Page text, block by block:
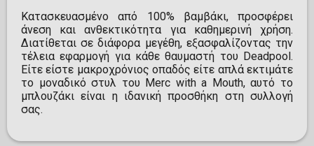
Κατασκευασμένο από 100% βαμβάκι, προσφέρει
άνεση και ανθεκτικότητα για καθημερινή χρήση.
Διατίθεται σε διάφορα μεγέθη, εξασφαλίζοντας την
τέλεια εφαρμογή για κάθε θαυμαστή του Deadpool.
Είτε είστε μακροχρόνιος οπαδός είτε απλά εκτιμάτε
το μοναδικό στυλ του Merc with a Mouth, αυτό το
μπλουζάκι είναι η ιδανική προσθήκη στη συλλογή
σας.